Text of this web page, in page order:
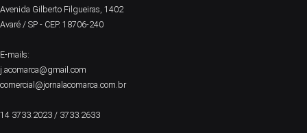
Avenida Gilberto Filgueiras, 1402
Avaré / SP - CEP. 18706-240
E-mails:
j.acomarca@gmail.com
comercial@jornalacomarca.com.br
14 3733.2023 / 3733.2633